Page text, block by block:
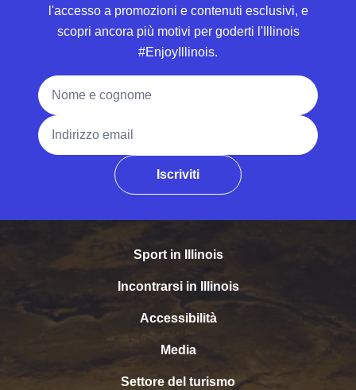
l'accesso a promozioni e contenuti esclusivi, e
scopri ancora più motivi per goderti l'Illinois
#EnjoyIllinois.
Nome e cognome
Indirizzo email
Iscriviti
Sport in Illinois
Incontrarsi in Illinois
Accessibilità
Media
Settore del turismo